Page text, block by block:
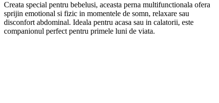
Creata special pentru bebelusi, aceasta perna multifunctionala ofera
sprijin emotional si fizic in momentele de somn, relaxare sau
disconfort abdominal. Ideala pentru acasa sau in calatorii, este
companionul perfect pentru primele luni de viata.